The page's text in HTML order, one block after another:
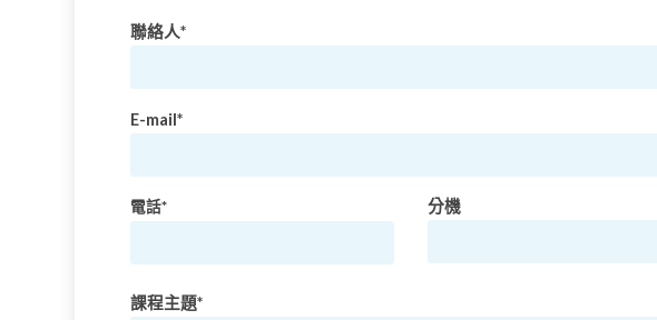
聯絡人*
E-mail*
電話* 分機
課程主題*